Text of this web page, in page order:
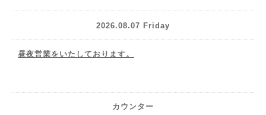
2026.08.07 Friday
昼夜営業をいたしております。
カウンター